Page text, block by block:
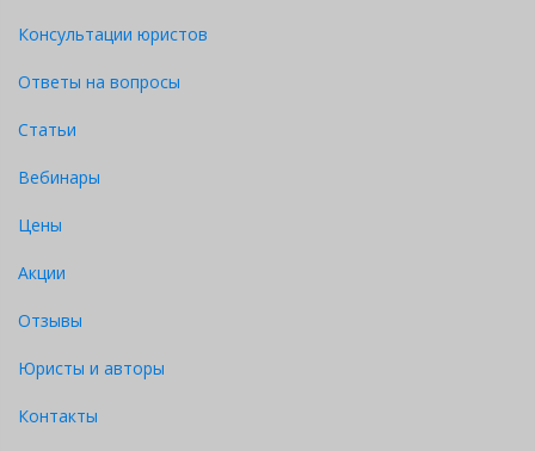
Консультации юристов
Ответы на вопросы
Статьи
Вебинары
Цены
Акции
Отзывы
Юристы и авторы
Контакты